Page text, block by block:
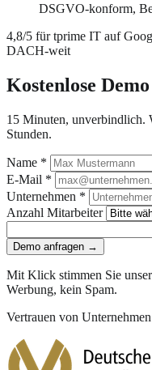
DSGVO-konform,
4,8/5 für tprime IT auf
DACH-weit
Kostenlose Demo
15 Minuten, unverbindlich.
Stunden.
Name *
E-Mail *
Unternehmen *
Anzahl Mitarbeiter
Demo anfragen →
Mit Klick stimmen Sie
Werbung, kein Spam.
Vertrauen von